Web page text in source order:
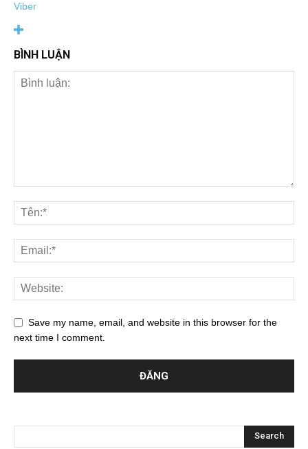
Viber
BÌNH LUẬN
Save my name, email, and website in this browser for the
next time I comment.